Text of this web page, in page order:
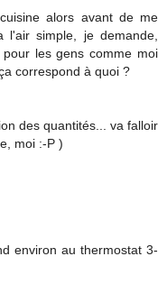
alors avant de me
simple, je demande,
les gens comme moi
correspond à quoi ?
des quantités... va falloir
moi :-P )
environ au thermostat 3-